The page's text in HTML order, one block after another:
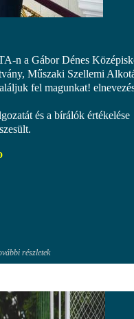
n a Gábor Dénes
Műszaki Szellemi
fel magunkat!
és a bírálók értékelése
részletek